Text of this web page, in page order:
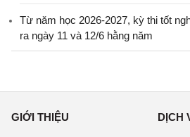
Từ năm học 2026-2027, kỳ thi tốt
ra ngày 11 và 12/6 hằng năm
GIỚI THIỆU DỊCH